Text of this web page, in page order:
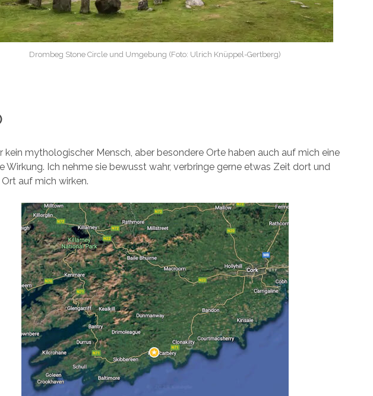
Drombeg Stone Circle und Umgebung (Foto: Ulrich Knüppel-Gertberg)
kein mythologischer Mensch, aber besondere Orte haben auch auf mich eine
Wirkung. Ich nehme sie bewusst wahr, verbringe gerne etwas Zeit dort und
auf mich wirken.